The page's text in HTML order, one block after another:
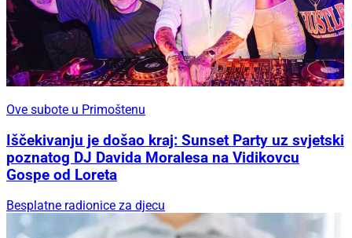
Ove subote u Primoštenu
Iščekivanju je došao kraj: Sunset Party uz svjetski
poznatog DJ Davida Moralesa na Vidikovcu
Gospe od Loreta
Besplatne radionice za djecu